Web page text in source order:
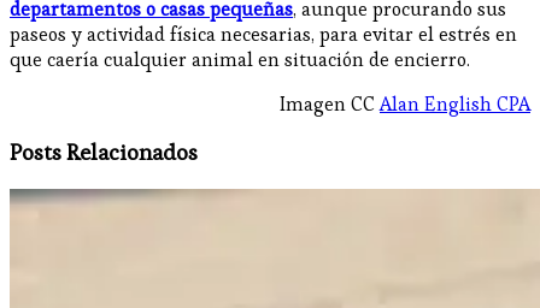
departamentos o casas pequeñas, aunque procurando sus
paseos y actividad física necesarias, para evitar el estrés en
que caería cualquier animal en situación de encierro.
Imagen CCAlan English CPA
Posts Relacionados